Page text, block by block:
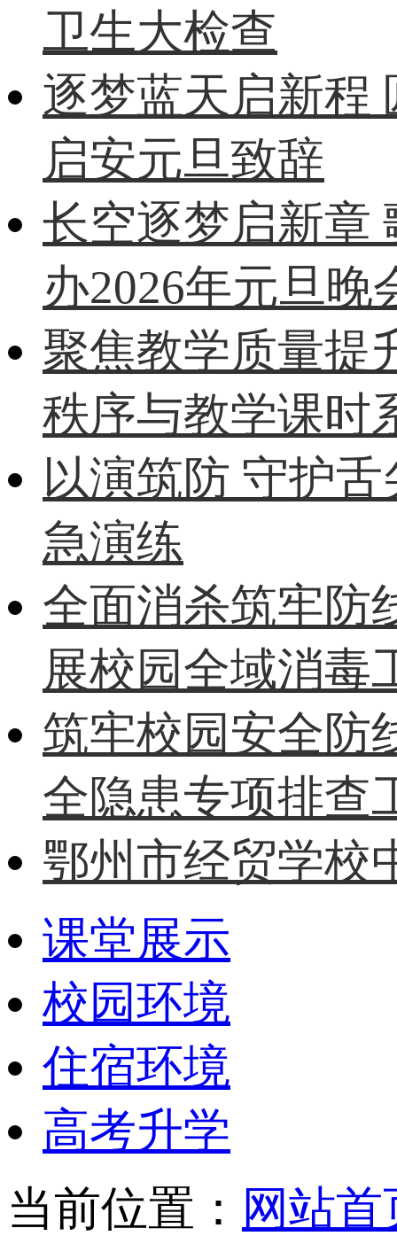
卫生大检查
逐梦蓝天启新
启安元旦致辞
长空逐梦启新
办2026年元旦晚
聚焦教学质量
秩序与教学课时
以演筑防 守护
急演练
全面消杀筑牢
展校园全域消毒
筑牢校园安全
全隐患专项排查
鄂州市经贸学校
课堂展示
校园环境
住宿环境
高考升学
当前位置： 网站首